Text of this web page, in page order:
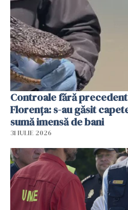
Controale fără
Florența: s-au găsit
sumă imensă de bani
31 IULIE 2026